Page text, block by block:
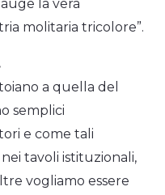
la vera
molitaria tricolore”.
a quella del
semplici
e come tali
tavoli istituzionali,
vogliamo essere